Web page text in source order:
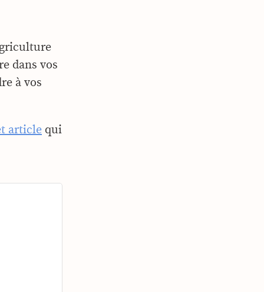
dans vos
à vos
article qui